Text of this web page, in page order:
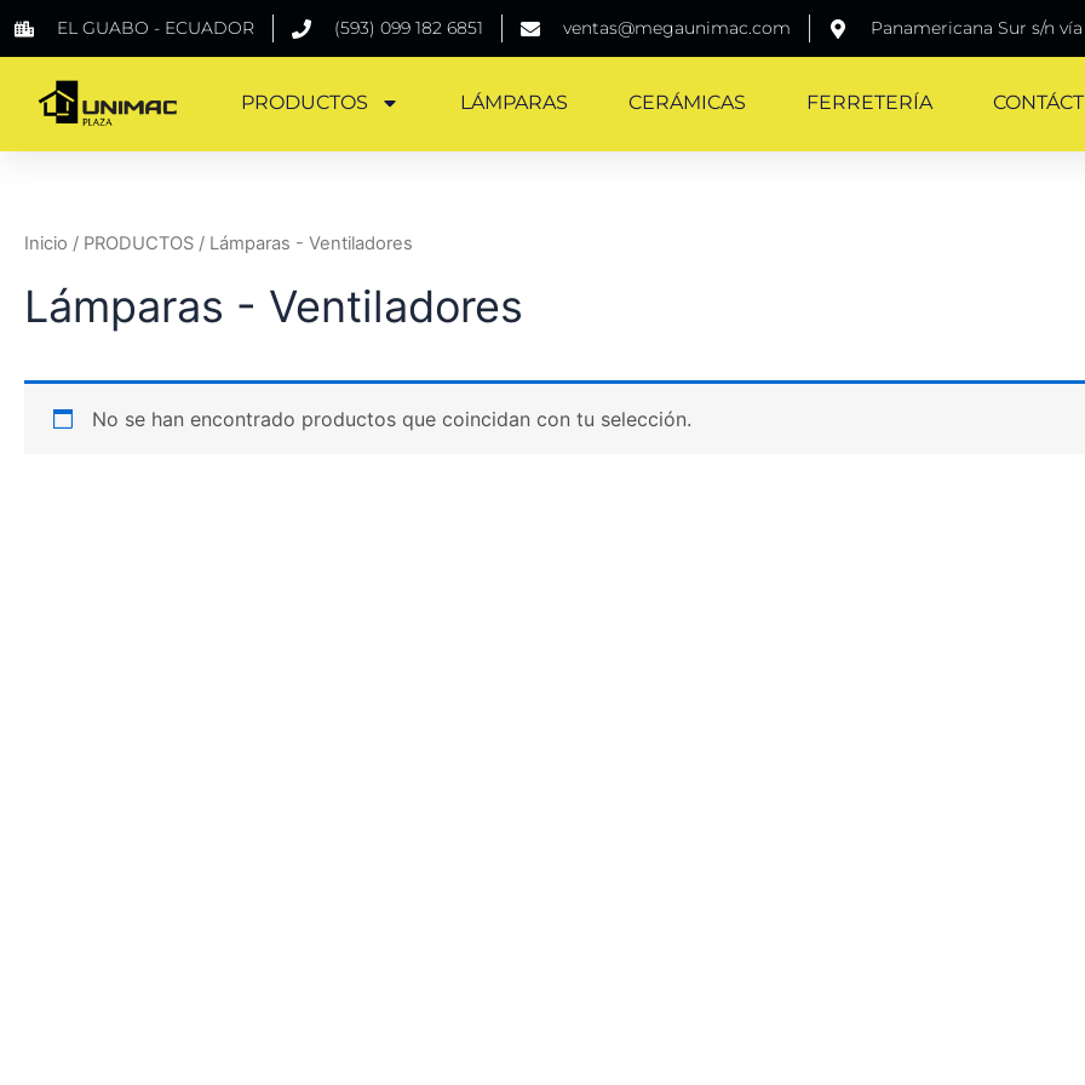
contenido
EL GUABO - ECUADOR (593) 099 182 6851 ventas@megaunimac.com Panamericana Sur s/n
PRODUCTOS LÁMPARAS CERÁMICAS FERRETERÍA
Inicio / PRODUCTOS / Lámparas - Ventiladores
Lámparas - Ventiladores
No se han encontrado productos que coincidan con tu selección.